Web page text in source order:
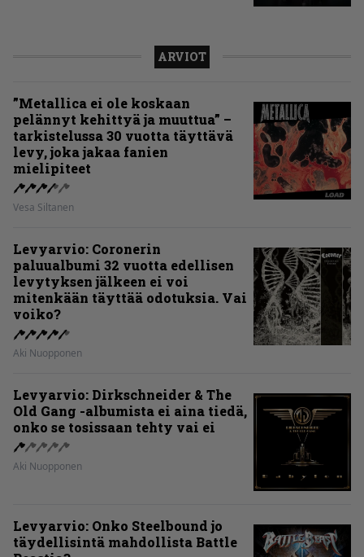
ARVIOT
”Metallica ei ole koskaan
pelännyt kehittyä ja muuttua” –
tarkistelussa 30 vuotta täyttävä
levy, joka jakaa fanien
mielipiteet
Vesa Siltanen
Levyarvio: Coronerin
paluualbumi 32 vuotta edellisen
levytyksen jälkeen ei voi
mitenkään täyttää odotuksia. Vai
voiko?
Aki Nuopponen
Levyarvio: Dirkschneider & The
Old Gang -albumista ei aina tiedä,
onko se tosissaan tehty vai ei
Aki Nuopponen
Levyarvio: Onko Steelbound jo
täydellisintä mahdollista Battle